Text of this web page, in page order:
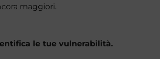
maggiori.
le tue vulnerabilità.